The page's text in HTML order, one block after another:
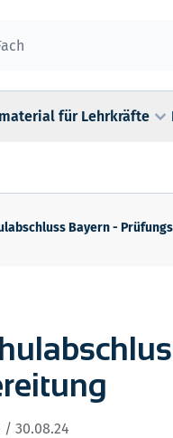
für Lehrkräfte
Bayern -
/ 30.08.24